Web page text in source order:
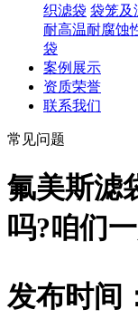
织滤袋 袋笼及
耐高温耐腐蚀
袋
案例展示
资质荣誉
联系我们
常见问题
氟美斯滤
吗?咱们
发布时间